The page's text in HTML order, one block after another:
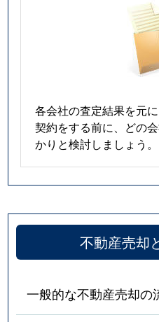
各会社の査定結果を元に
契約をする前に、どの
かりと検討しましょう。
不動産売却
一般的な不動産売却の